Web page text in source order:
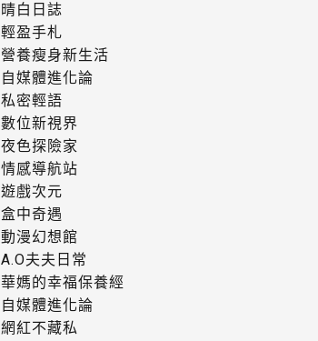
晴白日誌
輕盈手札
營養瘦身新生活
自媒體進化論
私密輕語
數位新視界
夜色探險家
情感導航站
遊戲次元
盒中奇遇
動漫幻想館
A.O夫夫日常
華媽的幸福保養經
自媒體進化論
網紅不藏私